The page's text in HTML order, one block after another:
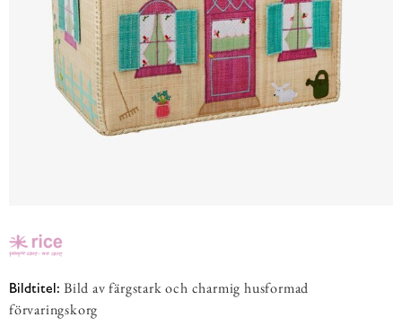
Bildtitel: Bild av färgstark och charmig husformad
förvaringskorg